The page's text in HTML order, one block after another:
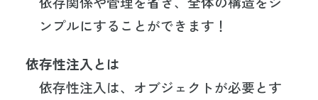
ンプルにすることができます！
依存性注入とは
依存性注入は、オブジェクトが必要とす